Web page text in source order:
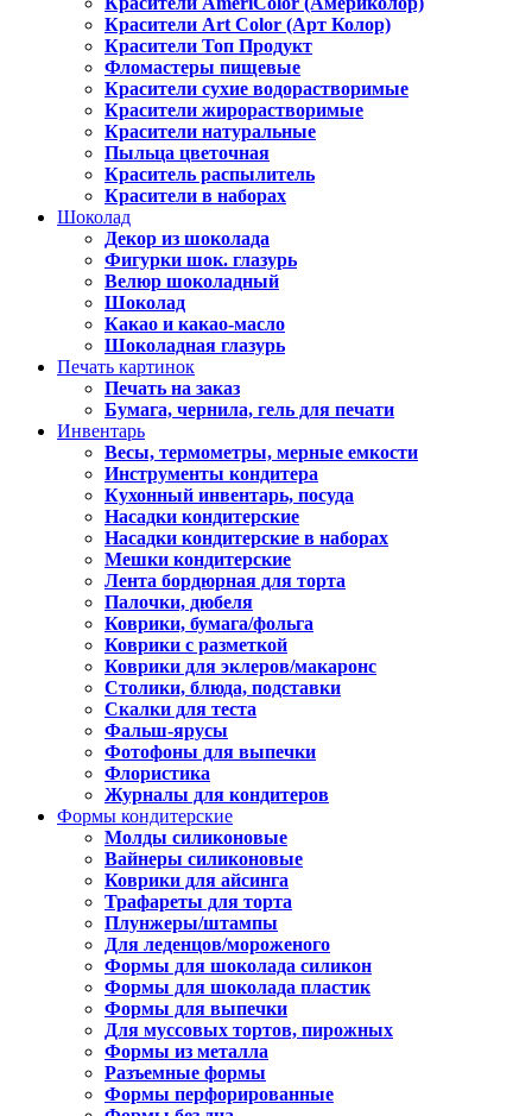
Красители Art Color (Арт Колор)
Красители Топ Продукт
Фломастеры пищевые
Красители сухие водорастворимые
Красители жирорастворимые
Красители натуральные
Пыльца цветочная
Краситель распылитель
Красители в наборах
Шоколад
Декор из шоколада
Фигурки шок. глазурь
Велюр шоколадный
Шоколад
Какао и какао-масло
Шоколадная глазурь
Печать картинок
Печать на заказ
Бумага, чернила, гель для печати
Инвентарь
Весы, термометры, мерные емкости
Инструменты кондитера
Кухонный инвентарь, посуда
Насадки кондитерские
Насадки кондитерские в наборах
Мешки кондитерские
Лента бордюрная для торта
Палочки, дюбеля
Коврики, бумага/фольга
Коврики с разметкой
Коврики для эклеров/макаронс
Столики, блюда, подставки
Скалки для теста
Фальш-ярусы
Фотофоны для выпечки
Флористика
Журналы для кондитеров
Формы кондитерские
Молды силиконовые
Вайнеры силиконовые
Коврики для айсинга
Трафареты для торта
Плунжеры/штампы
Для леденцов/мороженого
Формы для шоколада силикон
Формы для шоколада пластик
Формы для выпечки
Для муссовых тортов, пирожных
Формы из металла
Разъемные формы
Формы перфорированные